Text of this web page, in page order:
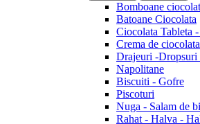
Bomboane
Batoane Ciocolata
Ciocolata Tableta
Crema de ciocolata
Drajeuri -Dropsuri
Napolitane
Biscuiti - Gofre
Piscoturi
Nuga - Salam de
Rahat - Halva -